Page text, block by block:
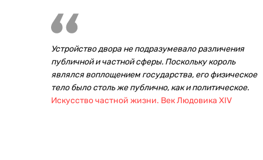
Устройство двора не подразумевало различения
публичной и частной сферы. Поскольку король
являлся воплощением государства, его физическое
тело было столь же публично, как и политическое.
Искусство частной жизни. Век Людовика XIV